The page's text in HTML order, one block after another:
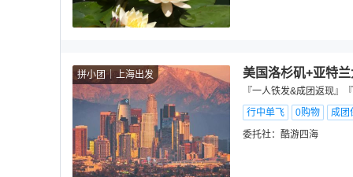
拼小团 上海出发 美国洛杉矶+亚特
『一人铁发&成团返现』
行中单飞
0购物
成团
委托社： 酷游四海